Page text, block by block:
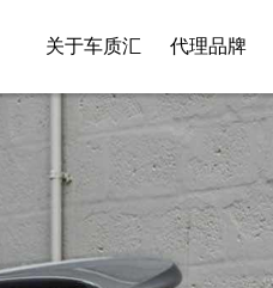
关于车质汇 代理品牌